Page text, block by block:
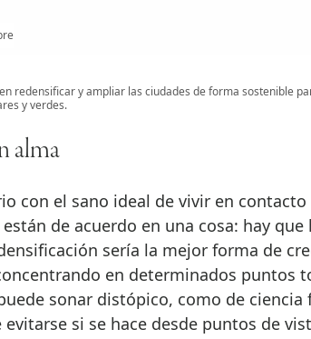
redensificar y ampliar las ciudades de forma sostenible
y verdes.
alma
con el sano ideal de vivir en
de acuerdo en una cosa: hay que
sería la mejor forma de
en determinados puntos
sonar distópico, como de
si se hace desde puntos de